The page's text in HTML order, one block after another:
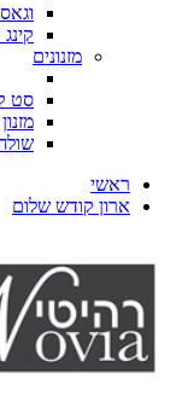
וגאס
מזנונים
סט
מזנון
ראשי
ארון קודש שלום